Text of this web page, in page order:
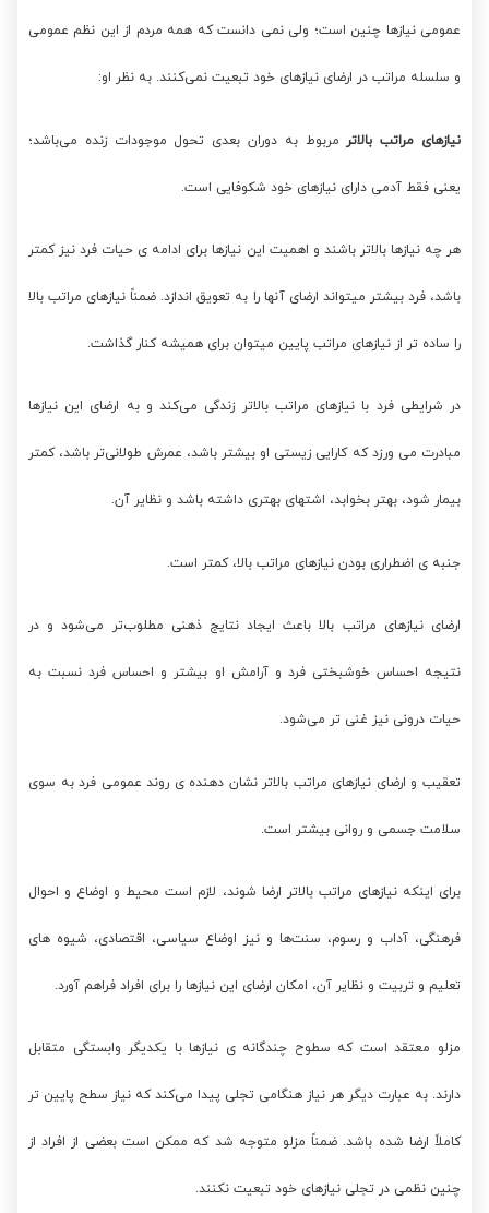
عمومی نیازها چنین است؛ ولی نمی دانست که همه مردم از این نظم عمومی
و سلسله مراتب در ارضای نیازهای خود تبعیت نمی‌کنند. به نظر او:
نیازهای مراتب بالاتر مربوط به دوران بعدی تحول موجودات زنده می‌باشد؛
یعنی فقط آدمی دارای نیازهای خود شکوفایی است.
هر چه نیازها بالاتر باشند و اهمیت این نیازها برای ادامه ی حیات فرد نیز کمتر
باشد، فرد بیشتر میتواند ارضای آنها را به تعویق اندازد. ضمناً نیازهای مراتب بالا
را ساده تر از نیازهای مراتب پایین می‎توان برای همیشه کنار گذاشت.
در شرایطی فرد با نیازهای مراتب بالاتر زندگی می‌کند و به ارضای این نیازها
مبادرت می ورزد که کارایی زیستی او بیشتر باشد، عمرش طولانی‌تر باشد، کمتر
بیمار شود، بهتر بخوابد، اشتهای بهتری داشته باشد و نظایر آن.
جنبه ی اضطراری بودن نیازهای مراتب بالا، کمتر است.
ارضای نیازهای مراتب بالا باعث ایجاد نتایج ذهنی مطلوب‌تر می‌شود و در
نتیجه احساس خوشبختی فرد و آرامش او بیشتر و احساس فرد نسبت به
حیات درونی نیز غنی تر می‌شود.
تعقیب و ارضای نیازهای مراتب بالاتر نشان دهنده ی روند عمومی فرد به سوی
سلامت جسمی و روانی بیشتر است.
برای اینکه نیازهای مراتب بالاتر ارضا شوند، لازم است محیط و اوضاع و احوال
فرهنگی، آداب و رسوم، سنت‌ها و نیز اوضاع سیاسی، اقتصادی، شیوه های
تعلیم و تربیت و نظایر آن، امکان ارضای این نیازها را برای افراد فراهم آورد.
مزلو معتقد است که سطوح چندگانه ی نیازها با یکدیگر وابستگی متقابل
دارند. به عبارت دیگر هر نیاز هنگامی تجلی پیدا می‌کند که نیاز سطح پایین تر
کاملاً ارضا شده باشد. ضمناً مزلو متوجه شد که ممکن است بعضی از افراد از
چنین نظمی در تجلی نیازهای خود تبعیت نکنند.